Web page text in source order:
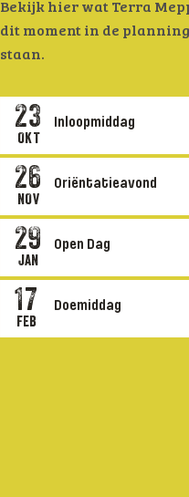
Bekijk hier wat Terra
dit moment in de
staan.
23
OKT
Inloopmiddag
26
NOV
Oriëntatieavond
29
JAN
Open Dag
17
FEB
Doemiddag